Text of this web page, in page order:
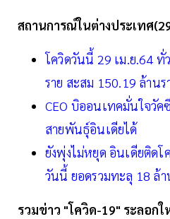
สถานการณ์ในต่างประเทศ
โควิดวันนี้ 29 เม.ย.64
ราย สะสม 150.19 ล้านร
CEO บิออนเทคมั่นใจวั
สายพันธุ์อินเดียได้
ยังพุ่งไม่หยุด อินเดียติด
วันนี้ ยอดรวมทะลุ 18 ล้า
รวมข่าว "โควิด-19" ระลอก